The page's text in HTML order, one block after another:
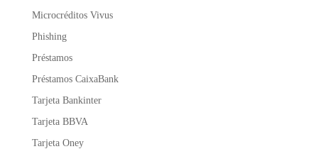
Microcréditos Vivus
Phishing
Préstamos
Préstamos CaixaBank
Tarjeta Bankinter
Tarjeta BBVA
Tarjeta Oney